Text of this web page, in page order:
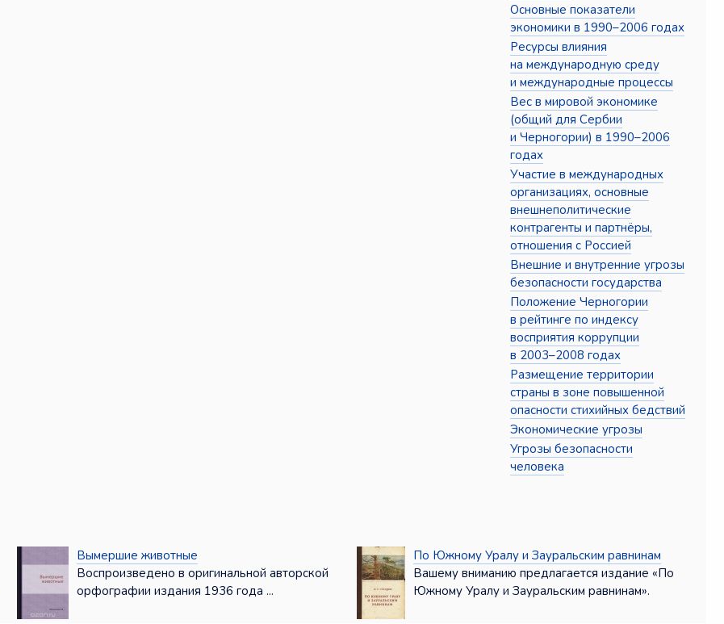
Основные показатели
экономики в 1990–2006 годах
Ресурсы влияния
на международную среду
и международные процессы
Вес в мировой экономике
(общий для Сербии
и Черногории) в 1990–2006
годах
Участие в международных
организациях, основные
внешнеполитические
контрагенты и партнёры,
отношения с Россией
Внешние и внутренние угрозы
безопасности государства
Положение Черногории
в рейтинге по индексу
восприятия коррупции
в 2003–2008 годах
Размещение территории
страны в зоне повышенной
опасности стихийных бедствий
Экономические угрозы
Угрозы безопасности
человека
Вымершие животные
Воспроизведено в оригинальной авторской
орфографии издания 1936 года ...
По Южному Уралу и Зауральским равнинам
Вашему вниманию предлагается издание «По
Южному Уралу и Зауральским равнинам».